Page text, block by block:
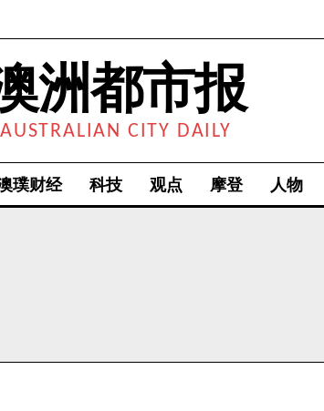
洲都市报
AUSTRALIAN CITY DAILY
璞财经 科技 观点 摩登 人物